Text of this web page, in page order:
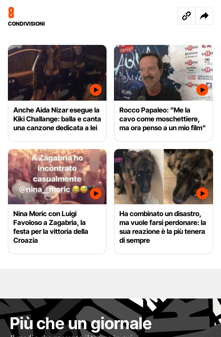
8
CONDIVISIONI
Anche Aida Nizar esegue la
Kiki Challange: balla e canta
una canzone dedicata a lei
Rocco Papaleo: "Me la
cavo come moschettiere,
ma ora penso a un mio film"
Nina Moric con Luigi
Favoloso a Zagabria, la
festa per la vittoria della
Croazia
Ha combinato un disastro,
ma vuole farsi perdonare: la
sua reazione è la più tenera
di sempre
Più che un giornale